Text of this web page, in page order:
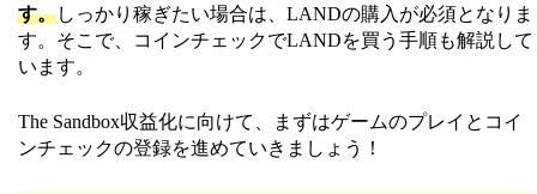
す。しっかり稼ぎたい場合は、LANDの購入が必須となりま
す。そこで、コインチェックでLANDを買う手順も解説して
います。
The Sandbox収益化に向けて、まずはゲームのプレイとコイ
ンチェックの登録を進めていきましょう！